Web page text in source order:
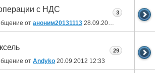
с НДС
от аноним20131113 28.09.2012
3
от Andyko 20.09.2012 12:33
29